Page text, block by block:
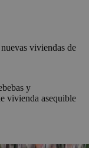
viviendas de
y
vivienda asequible